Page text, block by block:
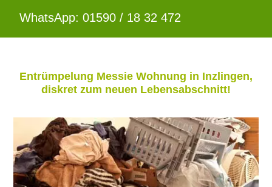
WhatsApp: 01590 / 18 32 472
Entrümpelung Messie Wohnung in Inzlingen,
diskret zum neuen Lebensabschnitt!